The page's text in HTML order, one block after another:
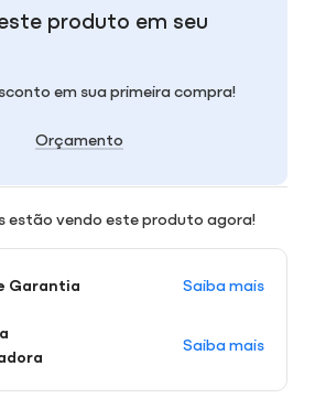
produto em seu
em sua primeira compra!
Orçamento
estão vendo este produto agora!
Garantia Saiba mais
Saiba mais